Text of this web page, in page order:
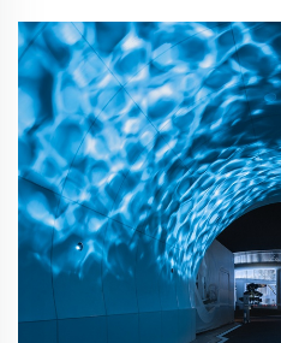
engasjementet blant målgruppen